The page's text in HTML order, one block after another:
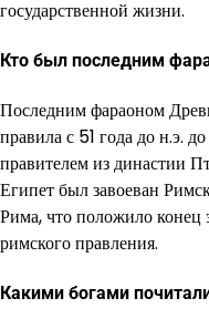
государственной жизни.
Кто был последним
Последним фараоном
правила с 51 года до н.э.
правителем из династии
Египет был завоеван
Рима, что положило конец
римского правления.
Какими богами